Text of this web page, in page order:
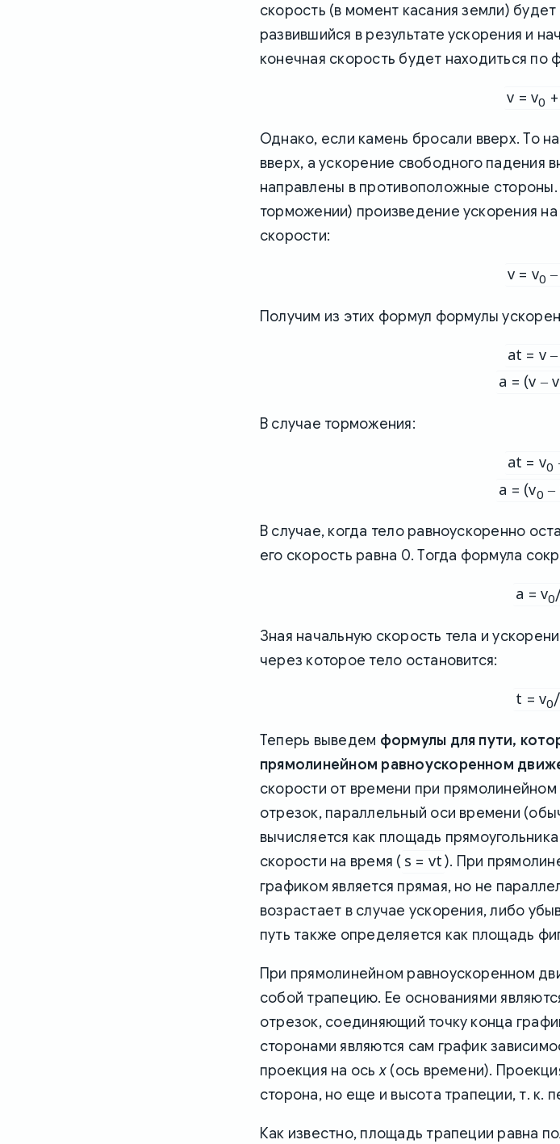
скорость (в момент касания земли)
развившийся в результате ускорения и
конечная скорость будет находиться по
v = v0
Однако, если камень бросали вверх. То
вверх, а ускорение свободного падения
направлены в противоположные
торможении) произведение ускорения
скорости:
v = v0
Получим из этих формул формулы
at = v
a = (v – v
В случае торможения:
at = v0
a = (v0
В случае, когда тело равноускоренно
его скорость равна 0. Тогда формула
a = v0
Зная начальную скорость тела и
через которое тело остановится:
t = v0
Теперь выведем формулы для пути,
прямолинейном равноускоренном
скорости от времени при
отрезок, параллельный оси времени
вычисляется как площадь
скорости на время ( s = vt). При
графиком является прямая, но не
возрастает в случае ускорения, либо
путь также определяется как площадь
При прямолинейном равноускоренном
собой трапецию. Ее основаниями
отрезок, соединяющий точку конца
сторонами являются сам график
проекция на осьx (ось времени).
сторона, но еще и высота трапеции, т. к.
Как известно, площадь трапеции равна